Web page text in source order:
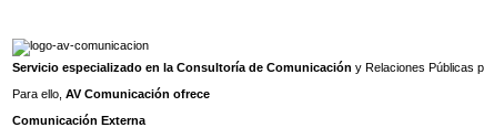
Servicio especializado en la Consultoría de Comunicación y Relaciones Públicas
Para ello, AV Comunicación ofrece
Comunicación Externa